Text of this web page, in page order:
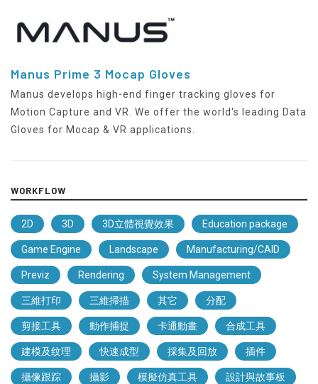
Manus Prime 3 Mocap Gloves
Manus develops high-end finger tracking gloves for
Motion Capture and VR. We offer the world's leading Data
Gloves for Mocap & VR applications.
WORKFLOW
2D 3D 3D立體視覺效果 Education package
Game Engine Landscape Manufacturing/CAID
Previz Rendering System Management
三維打印 三維掃描 其它 分配
剪接工具 動作捕捉 卡通動畫 合成工具
建模及纹理 快速成型 採集及回放 插件
攝像跟踪 攝影 模擬仿真工具 設計與故事板